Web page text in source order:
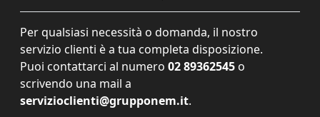
Per qualsiasi necessità o domanda, il nostro
servizio clienti è a tua completa disposizione.
Puoi contattarci al numero 02 89362545 o
scrivendo una mail a
servizioclienti@grupponem.it.